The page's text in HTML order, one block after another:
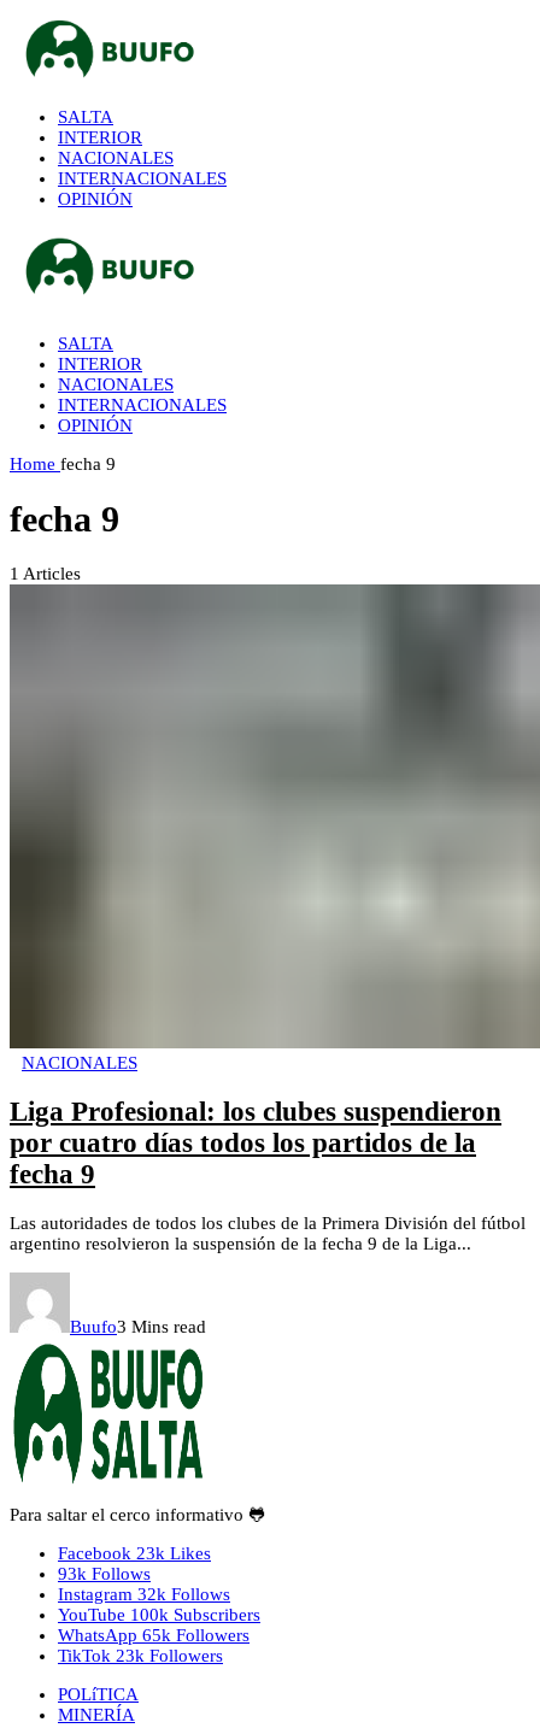
SALTA
INTERIOR
NACIONALES
INTERNACIONALES
OPINIÓN
SALTA
INTERIOR
NACIONALES
INTERNACIONALES
OPINIÓN
Home fecha 9
fecha 9
1 Articles
NACIONALES
Liga Profesional: los clubes suspendieron
por cuatro días todos los partidos de la
fecha 9
Las autoridades de todos los clubes de la Primera División del fútbol
argentino resolvieron la suspensión de la fecha 9 de la Liga...
Buufo3 Mins read
Para saltar el cerco informativo 🐸
Facebook 23k Likes
93k Follows
Instagram 32k Follows
YouTube 100k Subscribers
WhatsApp 65k Followers
TikTok 23k Followers
POLíTICA
MINERÍA